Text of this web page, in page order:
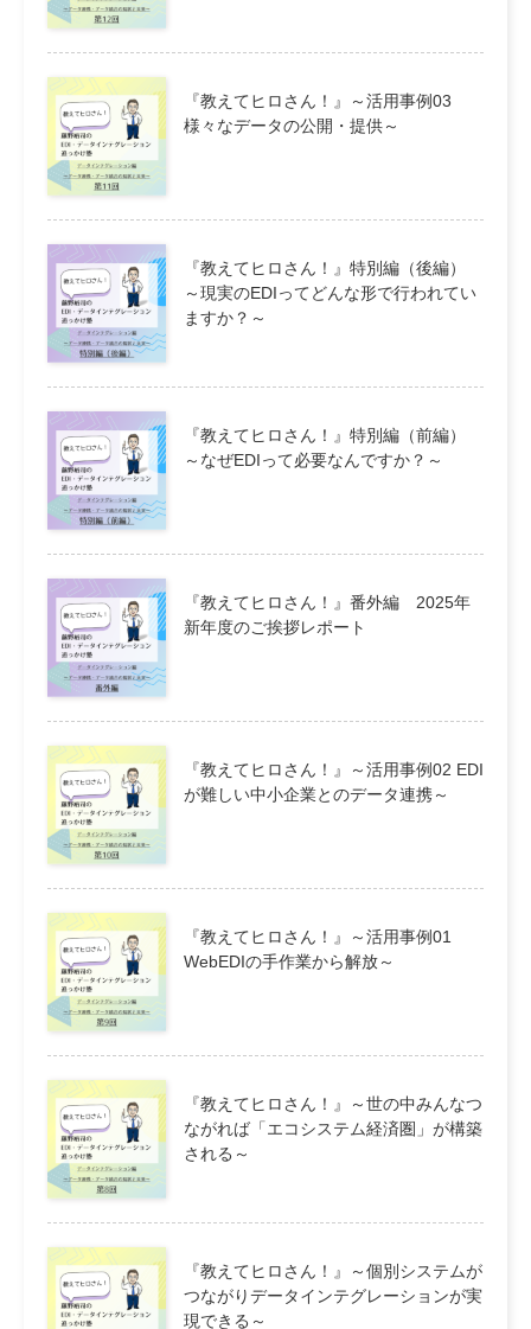
『教えてヒロさん！』～活用事例03
様々なデータの公開・提供～
『教えてヒロさん！』特別編（後編）
～現実のEDIってどんな形で行われてい
ますか？～
『教えてヒロさん！』特別編（前編）
～なぜEDIって必要なんですか？～
『教えてヒロさん！』番外編 2025年
新年度のご挨拶レポート
『教えてヒロさん！』～活用事例02 EDI
が難しい中小企業とのデータ連携～
『教えてヒロさん！』～活用事例01
WebEDIの手作業から解放～
『教えてヒロさん！』～世の中みんなつ
ながれば「エコシステム経済圏」が構築
される～
『教えてヒロさん！』～個別システムが
つながりデータインテグレーションが実
現できる～